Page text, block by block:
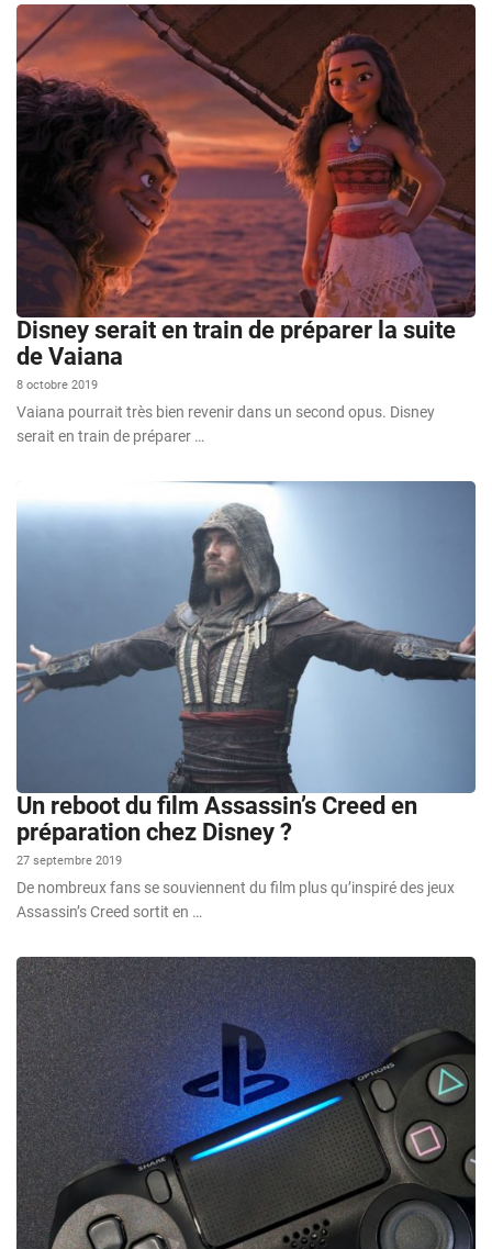
Disney serait en train de préparer la suite
de Vaiana
8 octobre 2019
Vaiana pourrait très bien revenir dans un second opus. Disney
serait en train de préparer …
Un reboot du film Assassin’s Creed en
préparation chez Disney ?
27 septembre 2019
De nombreux fans se souviennent du film plus qu’inspiré des jeux
Assassin’s Creed sortit en …